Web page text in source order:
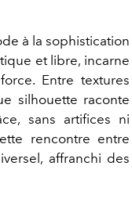
à la sophistication
et libre, incarne
Entre textures
silhouette raconte
sans artifices ni
rencontre entre
affranchi des